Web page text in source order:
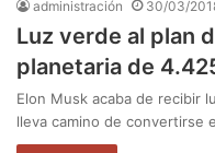
administración 30/03/
Luz verde al plan
planetaria de
Elon Musk acaba de recibir
lleva camino de convertirse